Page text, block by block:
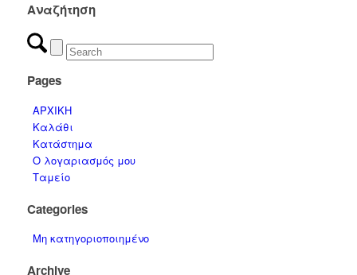
Αναζήτηση
Pages
ΑΡΧΙΚΗ
Καλάθι
Κατάστημα
Ο λογαριασμός μου
Ταμείο
Categories
Μη κατηγοριοποιημένο
Archive